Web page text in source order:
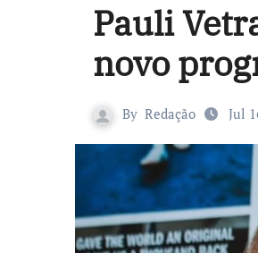
Pauli
novo
By Redação Jul